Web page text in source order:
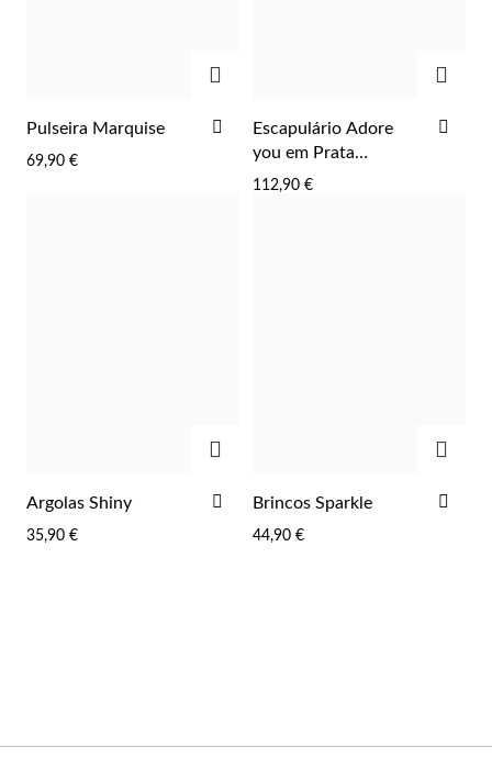
Pulseira Marquise
69,90 €
ADICIONAR
AOS
Escapulário Adore
you em Prata
Dourada
112,90 €
Argolas Shiny
35,90 €
ADICIONAR
FAVORITOS
Brincos Sparkle
44,90 €